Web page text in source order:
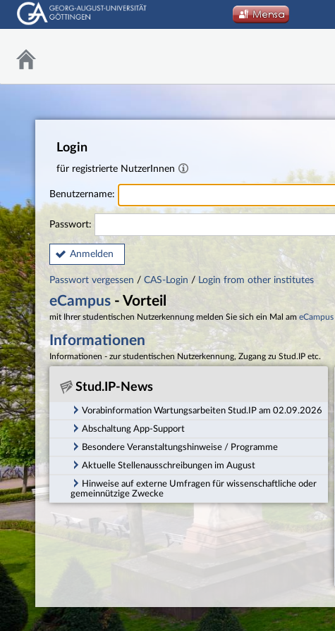
Login
für registrierte NutzerInnen
Benutzername:
Passwort:
Anmelden
Passwort vergessen / CAS-Login / Login from other institutes
eCampus - Vorteil
mit Ihrer studentischen Nutzerkennung melden Sie sich ein Mal am eCampus
Informationen
Informationen - zur studentischen Nutzerkennung, Zugang zu Stud.IP etc.
Stud.IP-News
Vorabinformation Wartungsarbeiten Stud.IP am 02.09.2026
Abschaltung App-Support
Besondere Veranstaltungshinweise / Programme
Aktuelle Stellenausschreibungen im August
Hinweise auf externe Umfragen für wissenschaftliche oder
gemeinnützige Zwecke